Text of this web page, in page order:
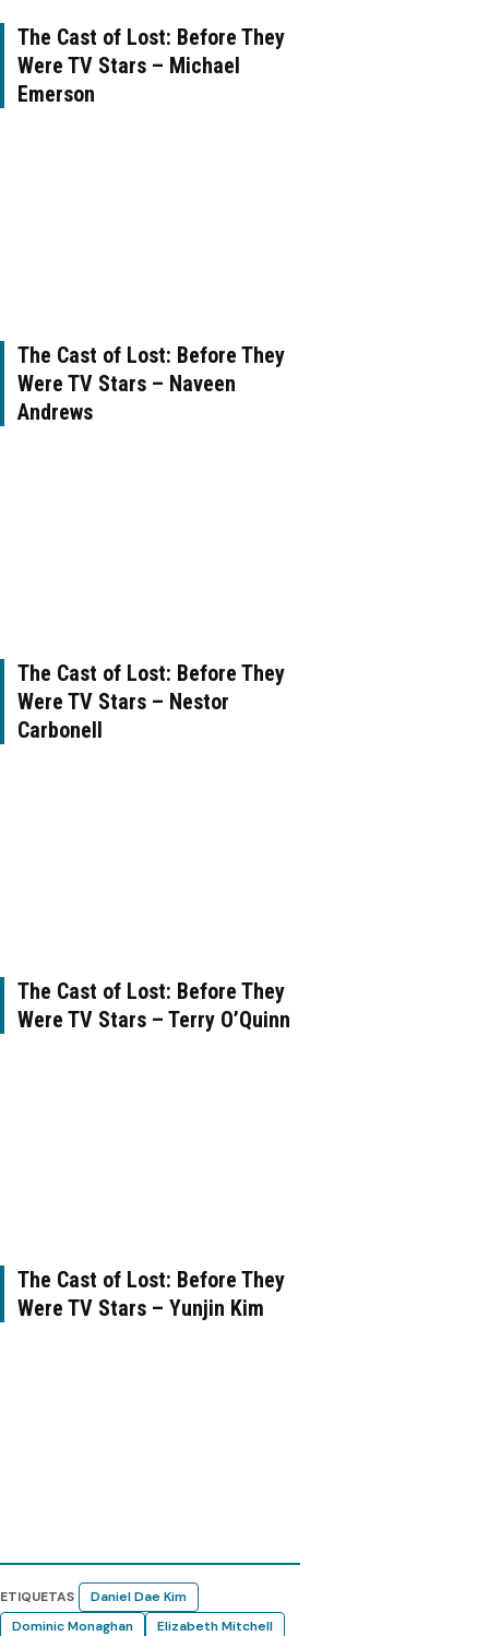
The Cast of Lost: Before They
Were TV Stars – Michael
Emerson
The Cast of Lost: Before They
Were TV Stars – Naveen
Andrews
The Cast of Lost: Before They
Were TV Stars – Nestor
Carbonell
The Cast of Lost: Before They
Were TV Stars – Terry O’Quinn
The Cast of Lost: Before They
Were TV Stars – Yunjin Kim
ETIQUETAS
Daniel Dae Kim
Dominic Monaghan
Elizabeth Mitchell